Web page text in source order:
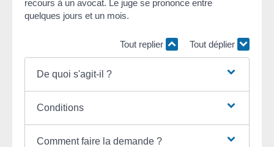
recours à un avocat. Le juge se prononce entre
quelques jours et un mois.
Tout replier Tout déplier
De quoi s'agit-il ?
Conditions
Comment faire la demande ?